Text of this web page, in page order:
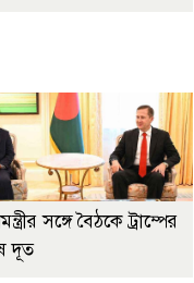
সঙ্গে বৈঠকে ট্রাম্পের
দূত